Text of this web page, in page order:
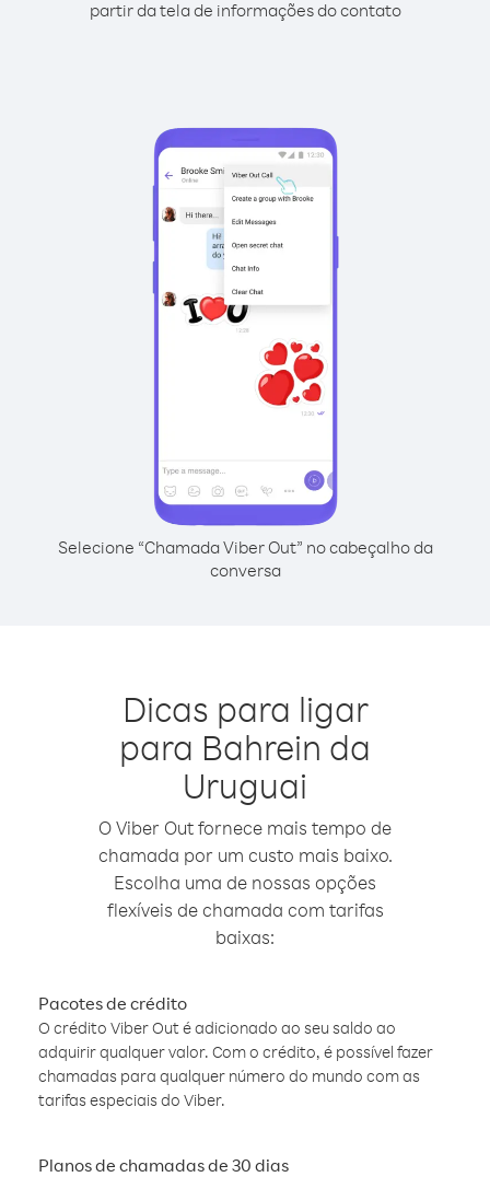
partir da tela de informações do contato
Selecione “Chamada Viber Out” no cabeçalho da
conversa
Dicas para ligar
para Bahrein da
Uruguai
O Viber Out fornece mais tempo de
chamada por um custo mais baixo.
Escolha uma de nossas opções
flexíveis de chamada com tarifas
baixas:
Pacotes de crédito
O crédito Viber Out é adicionado ao seu saldo ao
adquirir qualquer valor. Com o crédito, é possível fazer
chamadas para qualquer número do mundo com as
tarifas especiais do Viber.
Planos de chamadas de 30 dias